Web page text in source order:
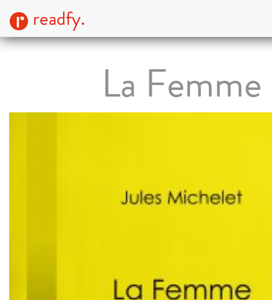
readfy.
La Femme